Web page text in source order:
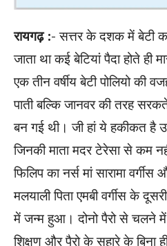
रायगढ़ :- सत्तर के दशक में बेटी का
जाता था कई बेटियां पैदा होते ही
एक तीन वर्षीय बेटी पोलियो की
पाती बल्कि जानवर की तरह
बन गई थी। जी हां ये हकीकत है
जिनकी माता मदर टेरेसा से कम
फिलिप का नर्स मां सारामा वर्गीस
मलयाली पिता एमबी वर्गीस के
में जन्म हुआ। दोनो पैरो से चलने में
शिक्षण और पैरो के सहारे के